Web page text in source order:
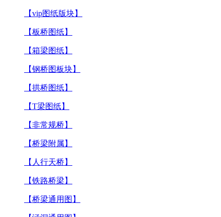
【vip图纸版块】
【板桥图纸】
【箱梁图纸】
【钢桥图板块】
【拱桥图纸】
【T梁图纸】
【非常规桥】
【桥梁附属】
【人行天桥】
【铁路桥梁】
【桥梁通用图】